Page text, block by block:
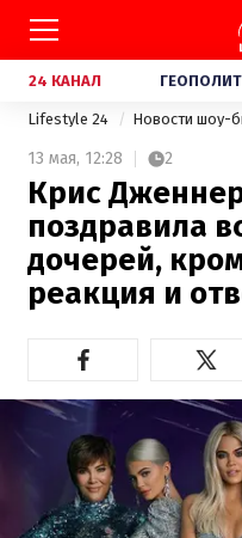
24 КАНАЛ
Lifestyle 24 Новости шоу-
13 мая, 12:28 2
Крис
поздравила
дочерей,
реакция и